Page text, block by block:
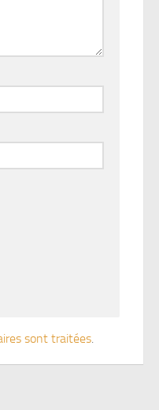
sont traitées